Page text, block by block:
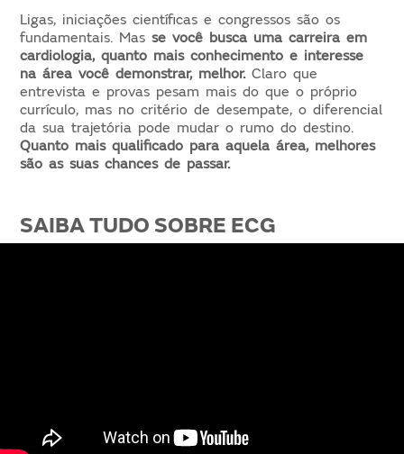
Ligas, iniciações científicas e congressos são os
fundamentais. Masse você busca uma carreira em
cardiologia, quanto mais conhecimento e interesse
na área você demonstrar, melhor.Claro que
entrevista e provas pesam mais do que o próprio
currículo, mas no critério de desempate, o diferencial
da sua trajetória pode mudar o rumo do destino.
Quanto mais qualificado para aquela área, melhores
são as suas chances de passar.
SAIBA TUDO SOBRE ECG